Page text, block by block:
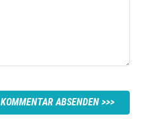
KOMMENTAR ABSENDEN